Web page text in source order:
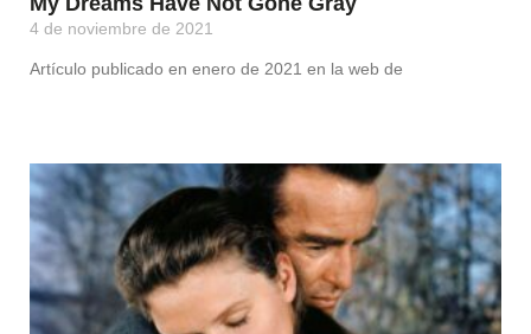
4 de noviembre de 2021
Artículo publicado en enero de 2021 en la web de